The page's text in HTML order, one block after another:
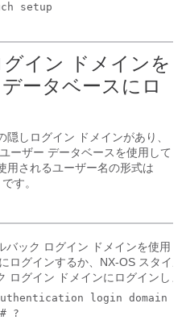
setup
イン ドメインを
ータベースにロ
隠しログイン ドメインがあり、
ーザー データベースを使用して
用されるユーザー名の形式は
です。
バック ログイン ドメインを使用し
ログインするか、NX-OS スタイ
ログイン ドメインにログインしま
login domain
?